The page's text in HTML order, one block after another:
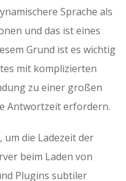
Sprache als
und das ist eines
Grund ist es wichtig
mit komplizierten
zu einer großen
Antwortzeit erfordern.
um die Ladezeit der
beim Laden von
Plugins subtiler